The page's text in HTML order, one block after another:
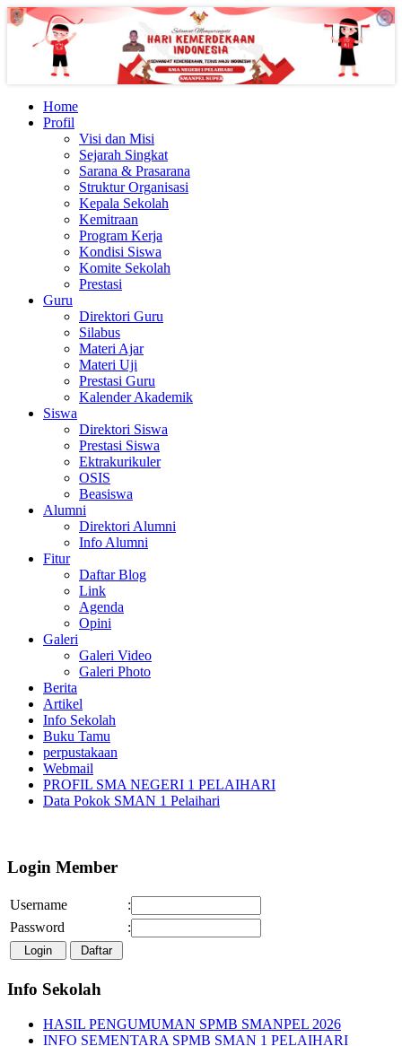
Home
Profil
Visi dan Misi
Sejarah Singkat
Sarana & Prasarana
Struktur Organisasi
Kepala Sekolah
Kemitraan
Program Kerja
Kondisi Siswa
Komite Sekolah
Prestasi
Guru
Direktori Guru
Silabus
Materi Ajar
Materi Uji
Prestasi Guru
Kalender Akademik
Siswa
Direktori Siswa
Prestasi Siswa
Ektrakurikuler
OSIS
Beasiswa
Alumni
Direktori Alumni
Info Alumni
Fitur
Daftar Blog
Link
Agenda
Opini
Galeri
Galeri Video
Galeri Photo
Berita
Artikel
Info Sekolah
Buku Tamu
perpustakaan
Webmail
PROFIL SMA NEGERI 1 PELAIHARI
Data Pokok SMAN 1 Pelaihari
Login Member
Username
:
Password
:
Info Sekolah
HASIL PENGUMUMAN SPMB SMANPEL 2026
INFO SEMENTARA SPMB SMAN 1 PELAIHARI